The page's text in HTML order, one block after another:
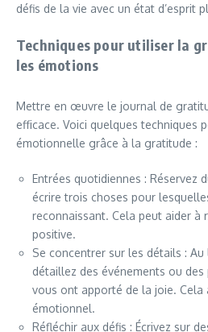
défis de la vie avec un état d’esprit
Techniques pour utiliser la
les émotions
Mettre en œuvre le journal de
efficace. Voici quelques techniques
émotionnelle grâce à la gratitude :
Entrées quotidiennes : Réservez
écrire trois choses pour
reconnaissant. Cela peut aider à
positive.
Se concentrer sur les détails : Au
détaillez des événements ou des
vous ont apporté de la joie. Cela
émotionnel.
Réfléchir aux défis : Écrivez sur